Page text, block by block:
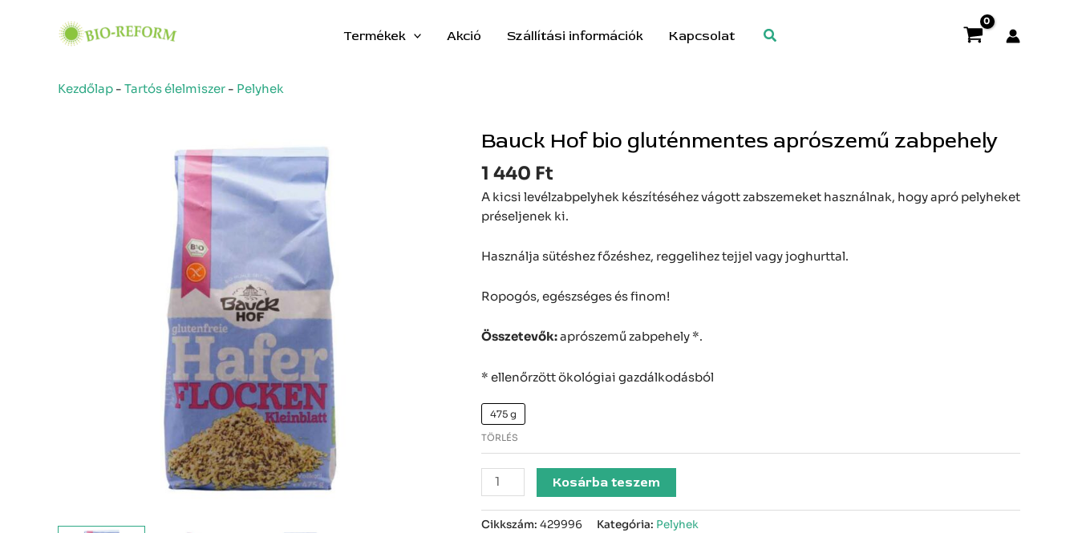
Termékek Akció Szállítási információk Kapcsolat Search
Kezdőlap - Tartós élelmiszer - Pelyhek
Bauck Hof bio gluténmentes aprószemű zabpehely
1 440 Ft
A kicsi levélzabpelyhek készítéséhez vágott zabszemeket használnak, hogy apró pelyheket
préseljenek ki.
Használja sütéshez főzéshez, reggelihez tejjel vagy joghurttal.
Ropogós, egészséges és finom!
Összetevők:aprószemű zabpehely *.
* ellenőrzött ökológiai gazdálkodásból
475 g
TÖRLÉS
Bauck
bio
gluténmentes
aprószemű
mennyiség
Kosárba teszem
Cikkszám: 429996 Kategória: Pelyhek